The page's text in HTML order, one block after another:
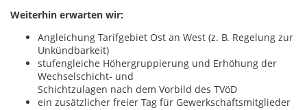
Weiterhin erwarten wir:
Angleichung Tarifgebiet Ost an West (z. B. Regelung zur
Unkündbarkeit)
stufengleiche Höhergruppierung und Erhöhung der
Wechselschicht- und
Schichtzulagen nach dem Vorbild des TVöD
ein zusätzlicher freier Tag für Gewerkschaftsmitglieder